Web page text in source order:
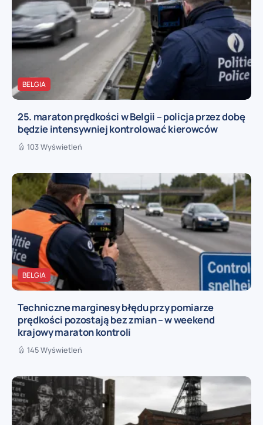
BELGIA
25. maraton prędkości w Belgii – policja przez dobę
będzie intensywniej kontrolować kierowców
103 Wyświetleń
BELGIA
Techniczne marginesy błędu przy pomiarze
prędkości pozostają bez zmian – w weekend
krajowy maraton kontroli
145 Wyświetleń